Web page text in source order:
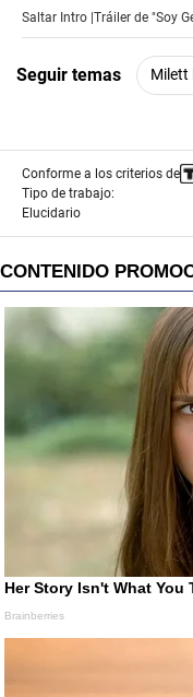
Saltar Intro |Tráiler de "Soy
Seguir temas Milett
Conforme a los criterios de
Tipo de trabajo:
Elucidario